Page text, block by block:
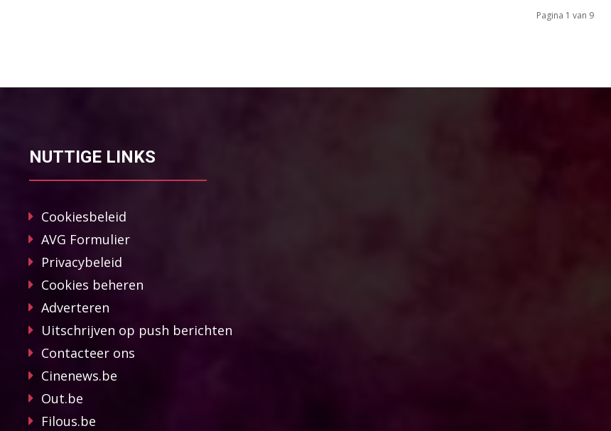
Pagina 1 van 9
NUTTIGE LINKS
Cookiesbeleid
AVG Formulier
Privacybeleid
Cookies beheren
Adverteren
Uitschrijven op push berichten
Contacteer ons
Cinenews.be
Out.be
Filous.be